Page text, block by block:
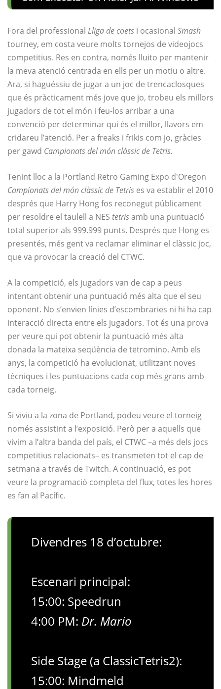
Fora del professional Lliga de coets i ocasional Smash
tourney, em costa veure molts tornejos de videojocs
competitius. Res en contra, només lluito per mantenir
la meva atenció centrada en ells per un motiu o altre.
Ara, si haguéssiu de jugar a un joc de trencaclosques
que és pràcticament més jove que jo, trobeu els millors
jugadors de tot el món i feu-los arribar a una
convenció per determinar qui és el millor, llavors em
cridareu l’atenció. Per a freaks i frikis com jo, gràcies
per gawd Campionats del món clàssic de Tetris.
Tenint lloc a la Portland Retro Gaming Expo d'Oregon
Campionats del món clàssic de Tetris es va establir el 2010
després que Harry Hong fos reconegut públicament
per resoldre el taulell a NES tetrisamb una puntuació
total superior als 999.999 punts. Després que Hong es
presentés, més gent va reclamar eliminar el clàssic joc,
que va provocar la creació del CTWC.
A la competició, els jugadors van de cap a peus
intentant obtenir una puntuació més alta que el seu
oponent. No s’envien línies d’escombraries ni hi ha cap
interacció directa entre els jugadors. Tot és una prova
per veure qui pot obtenir la puntuació més alta
donada la mateixa seqüència de tetromino. Amb els
anys, la competició ha evolucionat, utilitzant noves
tècniques i les puntuacions cada cop més grans amb
cada torneig.
Si viviu a la zona de Portland, podeu veure el torneig
només assistint a l’exposició. Però per a aquells que
vivim a l’altra banda del país, el CTWC –a més dels jocs
competitius relacionats– es transmeten tot el cap de
setmana a través de Twitch. A continuació, es pot
veure la programació completa del flux, totes les hores
es fan al Pacífic.
Divendres 18 d’octubre:
Escenari principal:
15:00: Speedrun
4:00 PM: Dr. Mario
Side Stage (a ClassicTetris2):
15:00: Mindmeld